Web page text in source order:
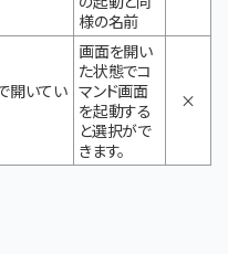
様の名前
いてい
画面を開い
た状態でコ
マンド画面
を起動する
と選択がで
きます。
×